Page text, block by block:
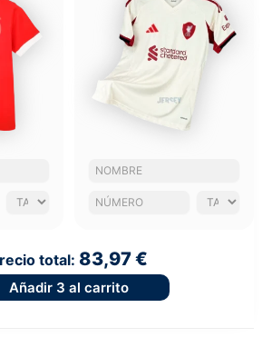
total: 83,97 €
Añadir 3 al carrito